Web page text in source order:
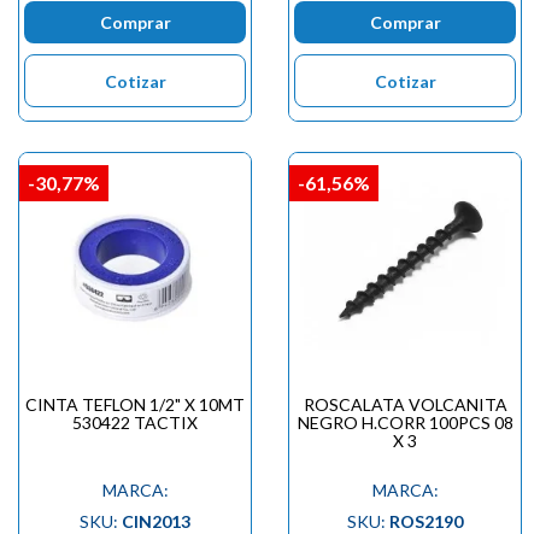
Comprar
Cotizar
Comprar
Cotizar
CINTA TEFLON 1/2" X 10MT
530422 TACTIX
MARCA:
SKU: CIN2013
-30,77%
ROSCALATA VOLCANITA
NEGRO H.CORR 100PCS 08
X 3
MARCA:
SKU: ROS2190
-61,56%